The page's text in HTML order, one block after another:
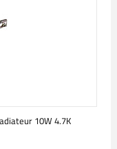
10W 4.7K